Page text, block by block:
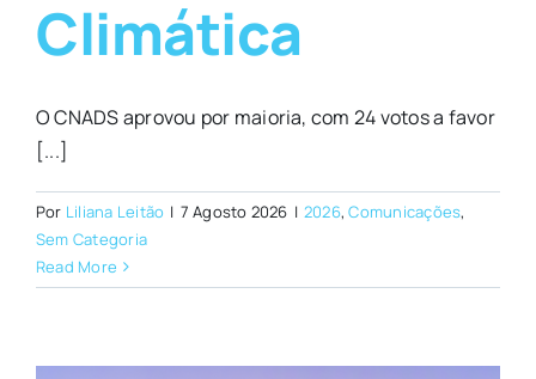
Climática
O CNADS aprovou por maioria, com 24 votos a favor
[...]
Por Liliana Leitão | 7 Agosto 2026 | 2026,Comunicações,
Sem Categoria
Read More